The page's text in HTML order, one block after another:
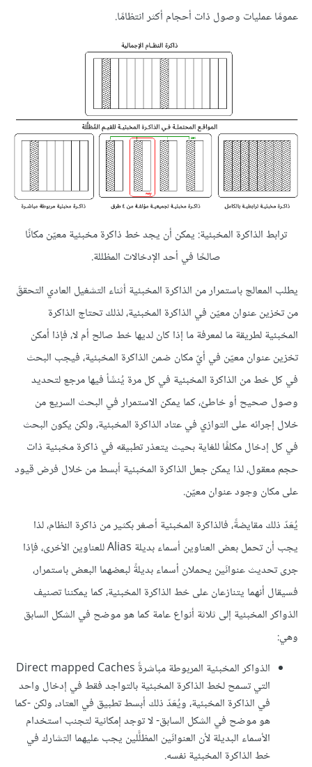
عمومًا عمليات وصول ذات أحجام أكثر انتظامًا.
ترابط الذاكرة المخبئية: يمكن أن يجد خط ذاكرة مخبئية معيّن مكانًا
صالحًا في أحد الإدخالات المظللة.
يطلب المعالج باستمرار من الذاكرة المخبئية أثناء التشغيل العادي التحققَ
من تخزين عنوان معيّن في الذاكرة المخبئية، لذلك تحتاج الذاكرة
المخبئية لطريقة ما لمعرفة ما إذا كان لديها خط صالح أم لا، فإذا أمكن
تخزين عنوان معيّن في أيّ مكان ضمن الذاكرة المخبئية، فيجب البحث
في كل خط من الذاكرة المخبئية في كل مرة يُنشَأ فيها مرجع لتحديد
وصول صحيح أو خاطئ، كما يمكن الاستمرار في البحث السريع من
خلال إجرائه على التوازي في عتاد الذاكرة المخبئية، ولكن يكون البحث
في كل إدخال مكلفًا للغاية بحيث يتعذر تطبيقه في ذاكرة مخبئية ذات
حجم معقول، لذا يمكن جعل الذاكرة المخبئية أبسط من خلال فرض قيود
على مكان وجود عنوان معيّن.
يُعَدّ ذلك مقايضةً، فالذاكرة المخبئية أصغر بكثير من ذاكرة النظام، لذا
يجب أن تحمل بعض العناوين أسماء بديلة Alias للعناوين الأخرى، فإذا
جرى تحديث عنوانَين يحملان أسماء بديلةً لبعضهما البعض باستمرار،
فسيقال أنهما يتنازعان على خط الذاكرة المخبئية، كما يمكننا تصنيف
الذواكر المخبئية إلى ثلاثة أنواع عامة كما هو موضح في الشكل السابق
وهي:
الذواكر المخبئية المربوطة مباشرةً Direct mapped Caches
التي تسمح لخط الذاكرة المخبئية بالتواجد فقط في إدخال واحد
في الذاكرة المخبئية، ويُعَدّ ذلك أبسط تطبيق في العتاد، ولكن -كما
هو موضح في الشكل السابق- لا توجد إمكانية لتجنب استخدام
الأسماء البديلة لأن العنوانَين المظلَّلين يجب عليهما التشارك في
خط الذاكرة المخبئية نفسه.